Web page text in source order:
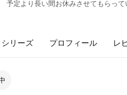
予定より長い間お休みさせてもらっ
シリーズ プロフィール レ